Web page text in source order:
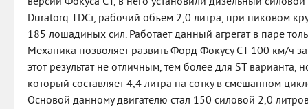
Duratorq TDCi, рабочий объем 2,0 литра, при пиковом
185 лошадиных сил. Работает данный агрегат в паре
Механика позволяет развить Форд Фокусу СТ 100 км/ч
этот результат не отличным, тем более для ST варианта,
который составляет 4,4 литра на сотку в смешанном
Основой данному двигателю стал 150 силовой 2,0